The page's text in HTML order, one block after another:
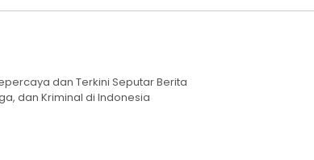
dan Terkini Seputar Berita
dan Kriminal di Indonesia